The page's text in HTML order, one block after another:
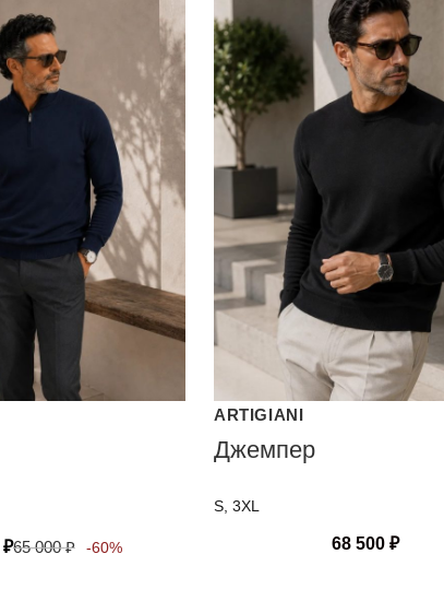
₽65 000₽ -60%
ARTIGIANI
Джемпер
S, 3XL
68 500₽